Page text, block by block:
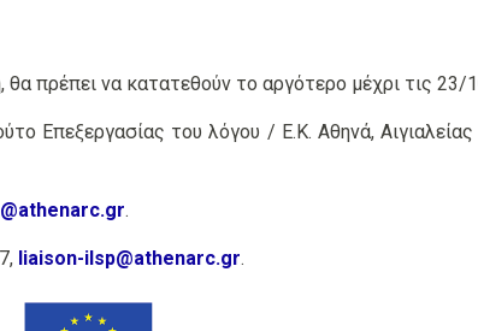
θα πρέπει να κατατεθούν το αργότερο μέχρι τις
Επεξεργασίας του λόγου / Ε.Κ. Αθηνά,
.
liaison-ilsp@athenarc.gr.